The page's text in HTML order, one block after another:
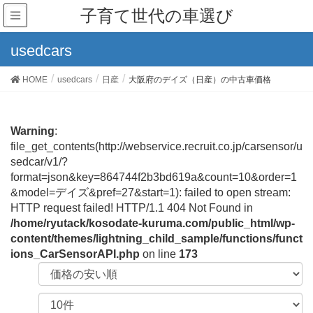
子育て世代の車選び
usedcars
HOME usedcars 日産 大阪府のデイズ（日産）の中古車価格
Warning:
file_get_contents(http://webservice.recruit.co.jp/carsensor/u
sedcar/v1/?
format=json&key=864744f2b3bd619a&count=10&order=1
&model=デイズ&pref=27&start=1): failed to open stream:
HTTP request failed! HTTP/1.1 404 Not Found in
/home/ryutack/kosodate-kuruma.com/public_html/wp-
content/themes/lightning_child_sample/functions/funct
ions_CarSensorAPI.php on line 173